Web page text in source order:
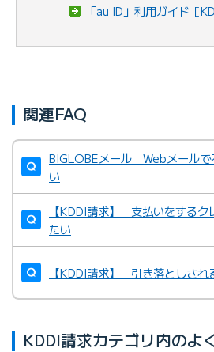
「au ID」利用ガイド［
関連FAQ
BIGLOBEメール Webメールで
い
【KDDI請求】 支払いをするク
たい
【KDDI請求】 引き落としされ
KDDI請求カテゴリ内のよ